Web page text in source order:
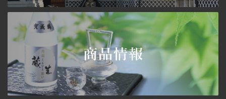
1月
1月
4月
3月
2月
1月
4月
2月
1月
6月
4月
3月
5月
3月